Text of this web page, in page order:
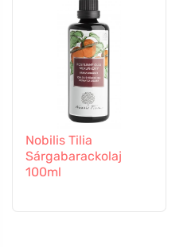
Nobilis Tilia
Sárgabarackolaj
100ml